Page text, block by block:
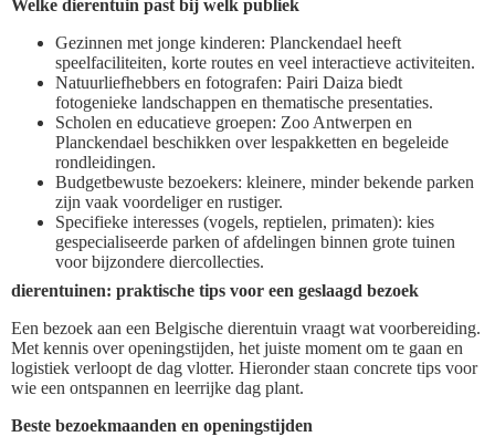
Welke dierentuin past bij welk publiek
Gezinnen met jonge kinderen: Planckendael heeft
speelfaciliteiten, korte routes en veel interactieve activiteiten.
Natuurliefhebbers en fotografen: Pairi Daiza biedt
fotogenieke landschappen en thematische presentaties.
Scholen en educatieve groepen: Zoo Antwerpen en
Planckendael beschikken over lespakketten en begeleide
rondleidingen.
Budgetbewuste bezoekers: kleinere, minder bekende parken
zijn vaak voordeliger en rustiger.
Specifieke interesses (vogels, reptielen, primaten): kies
gespecialiseerde parken of afdelingen binnen grote tuinen
voor bijzondere diercollecties.
dierentuinen: praktische tips voor een geslaagd bezoek
Een bezoek aan een Belgische dierentuin vraagt wat voorbereiding.
Met kennis over openingstijden, het juiste moment om te gaan en
logistiek verloopt de dag vlotter. Hieronder staan concrete tips voor
wie een ontspannen en leerrijke dag plant.
Beste bezoekmaanden en openingstijden